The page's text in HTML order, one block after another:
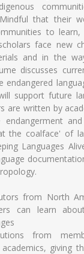
Mindful that their
to
face new
and in the
discusses
endangered
support future
are written by
the coalface' of
Languages
from North
can learn
from
giving